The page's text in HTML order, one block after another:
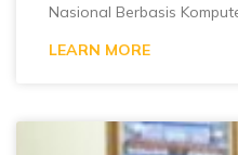
Nasional Berbasis
LEARN MORE